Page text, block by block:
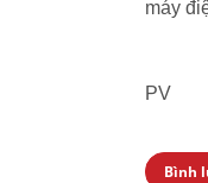
máy
PV
Bình